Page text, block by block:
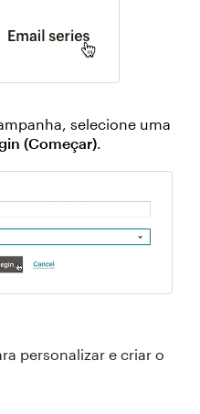
selecione uma
(Começar).
personalizar e criar o